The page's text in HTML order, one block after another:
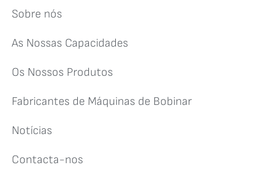
Sobre nós
As Nossas Capacidades
Os Nossos Produtos
Fabricantes de Máquinas de Bobinar
Notícias
Contacta-nos